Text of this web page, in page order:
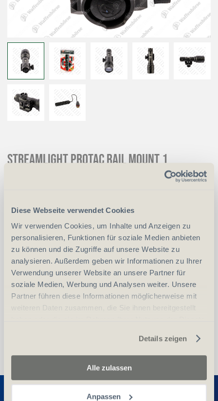
Diese Webseite verwendet Cookies
Wir verwenden Cookies, um Inhalte und Anzeigen zu
personalisieren, Funktionen für soziale Medien anbieten
zu können und die Zugriffe auf unsere Website zu
analysieren. Außerdem geben wir Informationen zu Ihrer
Verwendung unserer Website an unsere Partner für
soziale Medien, Werbung und Analysen weiter. Unsere
Partner führen diese Informationen möglicherweise mit
weiteren Daten zusammen, die Sie ihnen bereitgestellt
Details zeigen
Alle zulassen
Anpassen
Streamlight Protac Rail Mount 1
CHF 223.00
vergleichen
Anzahl Stück - +
In den Warenkorb
Entdecken Sie weitere Produkte